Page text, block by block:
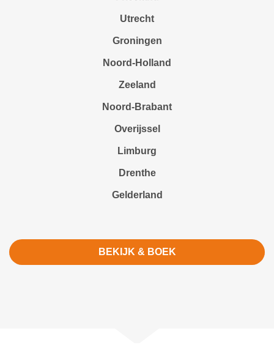
Utrecht
Groningen
Noord-Holland
Zeeland
Noord-Brabant
Overijssel
Limburg
Drenthe
Gelderland
BEKIJK & BOEK